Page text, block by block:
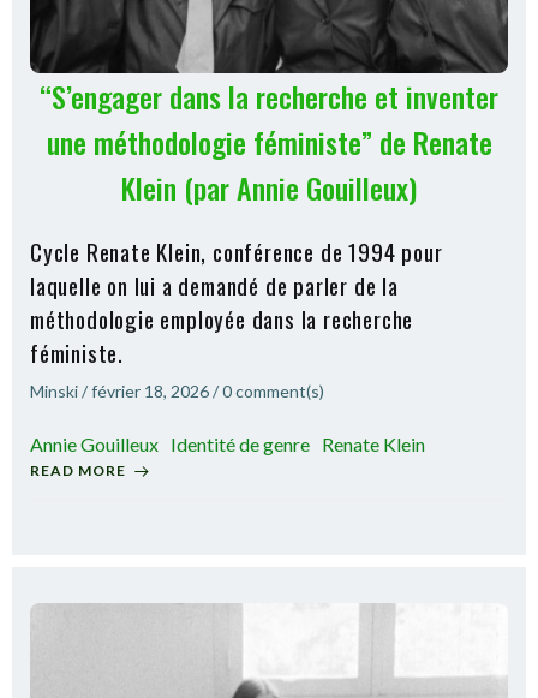
“S’engager dans la recherche et inventer
une méthodologie féministe” de Renate
Klein (par Annie Gouilleux)
Cycle Renate Klein, conférence de 1994 pour
laquelle on lui a demandé de parler de la
méthodologie employée dans la recherche
féministe.
Minski/février 18, 2026/0comment(s)
Annie Gouilleux Identité de genre Renate Klein
READ MORE